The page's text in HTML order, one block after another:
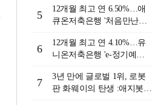
주]
5
12개월 최고 연 6.50%…애
큐온저축은행 '처음만난적
리-8월 2주]
6
12개월 최고 연 4.10%…유
니온저축은행 'e-정기예
리-8월 2주]
7
3년 만에 글로벌 1위, 로봇
판 화웨이의 탄생 :애지봇(A